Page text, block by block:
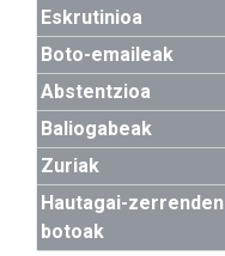
Eskrutinioa
Boto-emaileak
Abstentzioa
Baliogabeak
Zuriak
Hautagai-zerrenden
botoak